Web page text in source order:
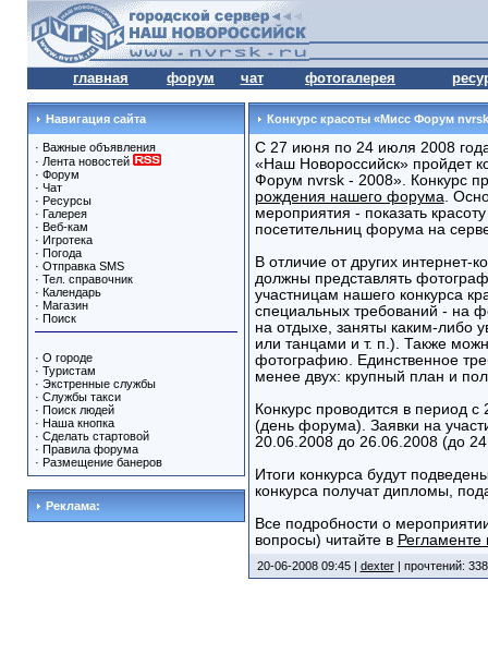
главная форум чат фотогалерея
Навигация сайта
· Важные объявления
· Лента новостей
· Форум
· Чат
· Ресурсы
· Галерея
· Веб-кам
· Игротека
· Погода
· Отправка SMS
· Тел. справочник
· Календарь
· Магазин
· Поиск
· О городе
· Туристам
· Экстренные службы
· Службы такси
· Поиск людей
· Наша кнопка
· Сделать стартовой
· Правила форума
· Размещение банеров
Реклама:
Конкурс красоты «Мисс Форум nvrsk
С 27 июня по 24 июля 2008
«Наш Новороссийск» пройдет
Форум nvrsk - 2008». Конкурс
рождения нашего форума.
мероприятия - показать
посетительниц форума на
В отличие от других интернет-
должны представлять
участницам нашего конкурса
специальных требований - на
на отдыхе, заняты каким-либо
или танцами и т. п.). Также
фотографию. Единственное
менее двух: крупный план и
Конкурс проводится в период
(день форума). Заявки на
20.06.2008 до 26.06.2008 (до
Итоги конкурса будут
конкурса получат дипломы,
Все подробности о
вопросы) читайте в
20-06-2008 09:45 | dexter| прочтений: